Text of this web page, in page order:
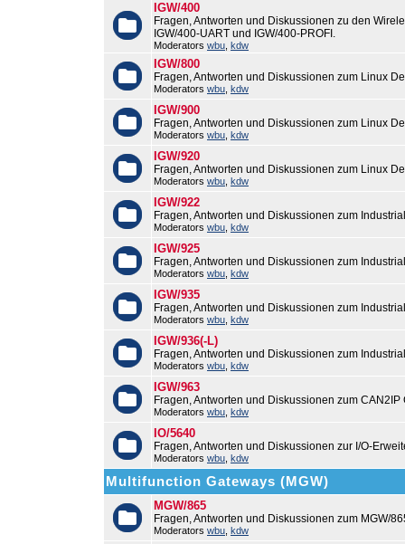
IGW/400
Fragen, Antworten und Diskussionen zu den
IGW/400-UART und IGW/400-PROFI.
Moderators wbu kdw
IGW/800
Fragen, Antworten und Diskussionen zum Linux
Moderators wbu kdw
IGW/900
Fragen, Antworten und Diskussionen zum Linux
Moderators wbu kdw
IGW/920
Fragen, Antworten und Diskussionen zum Linux
Moderators wbu kdw
IGW/922
Fragen, Antworten und Diskussionen zum
Moderators wbu kdw
IGW/925
Fragen, Antworten und Diskussionen zum
Moderators wbu kdw
IGW/935
Fragen, Antworten und Diskussionen zum
Moderators wbu kdw
IGW/936(-L)
Fragen, Antworten und Diskussionen zum
Moderators wbu kdw
IGW/963
Fragen, Antworten und Diskussionen zum CAN2IP
Moderators wbu kdw
IO/5640
Fragen, Antworten und Diskussionen zur I/O-
Moderators wbu kdw
Multifunction Gateways (MGW)
MGW/865
Fragen, Antworten und Diskussionen zum MGW/
Moderators wbu kdw